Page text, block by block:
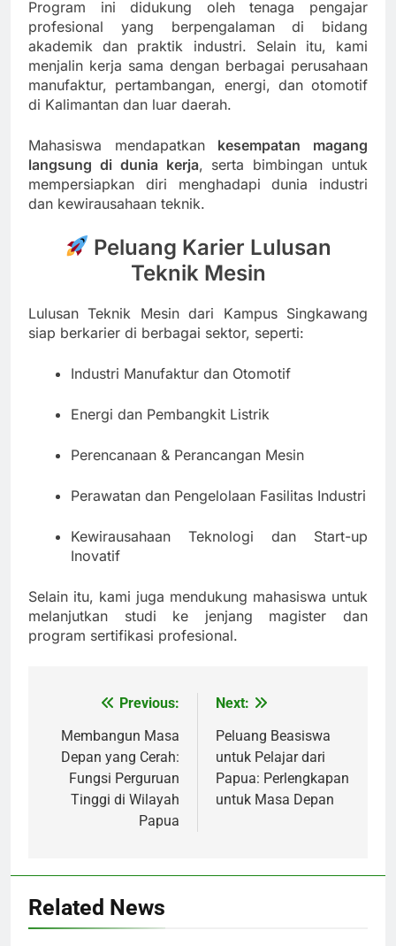
Program ini didukung oleh tenaga pengajar
profesional yang berpengalaman di bidang
akademik dan praktik industri. Selain itu, kami
menjalin kerja sama dengan berbagai perusahaan
manufaktur, pertambangan, energi, dan otomotif
di Kalimantan dan luar daerah.
Mahasiswa mendapatkan kesempatan magang
langsung di dunia kerja, serta bimbingan untuk
mempersiapkan diri menghadapi dunia industri
dan kewirausahaan teknik.
Peluang Karier Lulusan
Teknik Mesin
Lulusan Teknik Mesin dari Kampus Singkawang
siap berkarier di berbagai sektor, seperti:
Industri Manufaktur dan Otomotif
Energi dan Pembangkit Listrik
Perencanaan & Perancangan Mesin
Perawatan dan Pengelolaan Fasilitas Industri
Kewirausahaan Teknologi dan Start-up
Inovatif
Selain itu, kami juga mendukung mahasiswa untuk
melanjutkan studi ke jenjang magister dan
program sertifikasi profesional.
navigation
Previous:
Membangun Masa
Depan yang Cerah:
Fungsi Perguruan
Tinggi di Wilayah
Papua
Next:
Peluang Beasiswa
untuk Pelajar dari
Papua: Perlengkapan
untuk Masa Depan
Related News